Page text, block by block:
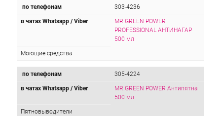
по телефонам 303-4236
в чатах Whatsapp / Viber
MR.GREEN POWER
PROFESSIONAL АНТИНАГАР
500 мл
Моющие средства
по телефонам 305-4224
в чатах Whatsapp / Viber
MR.GREEN POWER Антипятна
500 мл
Пятновыводители